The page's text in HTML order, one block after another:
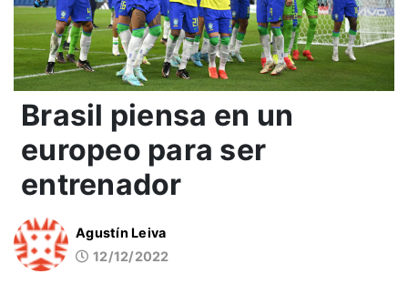
Brasil piensa en un
europeo para ser
entrenador
Agustín Leiva
12/12/2022